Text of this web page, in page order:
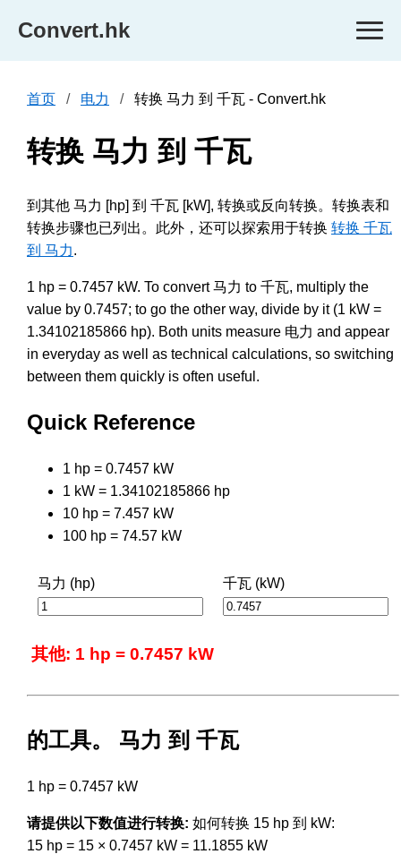
Convert.hk
首页 电力 转换 马力 到 千瓦 - Convert.hk
转换 马力 到 千瓦
到其他 马力 [hp] 到 千瓦 [kW], 转换或反向转换。转换表和
转换步骤也已列出。此外，还可以探索用于转换 转换 千瓦
到 马力.
1 hp = 0.7457 kW. To convert 马力 to 千瓦, multiply the
value by 0.7457; to go the other way, divide by it (1 kW =
1.34102185866 hp). Both units measure 电力 and appear
in everyday as well as technical calculations, so switching
between them quickly is often useful.
Quick Reference
1 hp = 0.7457 kW
1 kW = 1.34102185866 hp
10 hp = 7.457 kW
100 hp = 74.57 kW
马力 (hp) 千瓦 (kW)
其他: 1 hp = 0.7457 kW
的工具。 马力 到 千瓦
1 hp = 0.7457 kW
请提供以下数值进行转换: 如何转换 15 hp 到 kW:
15 hp = 15 × 0.7457 kW = 11.1855 kW